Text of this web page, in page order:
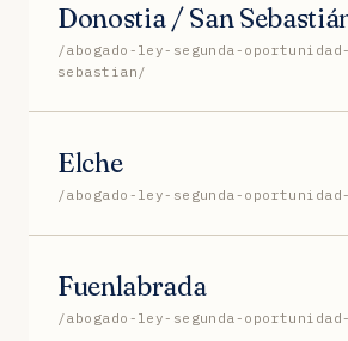
Donostia / San
/abogado-ley-segunda-
sebastian/
Elche
/abogado-ley-segunda-
Fuenlabrada
/abogado-ley-segunda-